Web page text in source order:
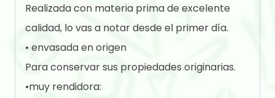
Realizada con materia prima de excelente
calidad, lo vas a notar desde el primer día.
• envasada en origen
Para conservar sus propiedades originarias.
•muy rendidora: